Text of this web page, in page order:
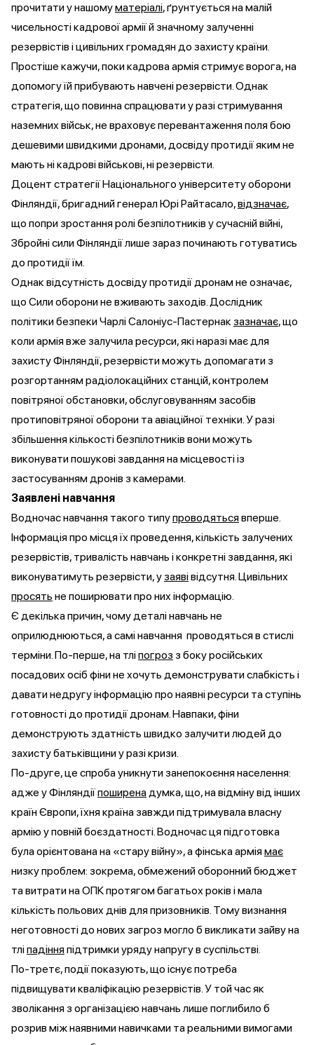
прочитати у нашомуматеріалі, ґрунтується на малій
чисельності кадрової армії й значному залученні
резервістів і цивільних громадян до захисту країни.
Простіше кажучи, поки кадрова армія стримує ворога, на
допомогу їй прибувають навчені резервісти. Однак
стратегія, що повинна спрацювати у разі стримування
наземних військ, не враховує перевантаження поля бою
дешевими швидкими дронами, досвіду протидії яким не
мають ні кадрові військові, ні резервісти.
Доцент стратегії Національного університету оборони
Фінляндії, бригадний генерал Юрі Райтасало,відзначає,
що попри зростання ролі безпілотників у сучасній війні,
Збройні сили Фінляндії лише зараз починають готуватись
до протидії їм.
Однак відсутність досвіду протидії дронам не означає,
що Сили оборони не вживають заходів. Дослідник
політики безпеки Чарлі Салоніус-Пастернак зазначає, що
коли армія вже залучила ресурси, які наразі має для
захисту Фінляндії, резервісти можуть допомагати з
розгортанням радіолокаційних станцій, контролем
повітряної обстановки, обслуговуванням засобів
протиповітряної оборони та авіаційної техніки. У разі
збільшення кількості безпілотників вони можуть
виконувати пошукові завдання на місцевості із
застосуванням дронів з камерами.
Заявлені навчання
Водночас навчання такого типупроводятьсявперше.
Інформація про місця їх проведення, кількість залучених
резервістів, тривалість навчань і конкретні завдання, які
виконуватимуть резервісти, у заявівідсутня. Цивільних
просять не поширювати про них інформацію.
Є декілька причин, чому деталі навчань не
оприлюднюються, а самі навчання проводяться в стислі
терміни. По-перше, на тліпогроз з боку російських
посадових осіб фіни не хочуть демонструвати слабкість і
давати недругу інформацію про наявні ресурси та ступінь
готовності до протидії дронам. Навпаки, фіни
демонструють здатність швидко залучити людей до
захисту батьківщини у разі кризи.
По-друге, це спроба уникнути занепокоєння населення:
адже у Фінляндіїпоширенадумка, що, на відміну від інших
країн Європи, їхня країна завжди підтримувала власну
армію у повній боєздатності. Водночас ця підготовка
була орієнтована на «стару війну», а фінська арміямає
низку проблем: зокрема, обмежений оборонний бюджет
та витрати на ОПК протягом багатьох років і мала
кількість польових днів для призовників. Тому визнання
неготовності до нових загроз могло б викликати зайву на
тліпадінняпідтримки уряду напругу в суспільстві.
По-третє, події показують, що існує потреба
підвищувати кваліфікацію резервістів. У той час як
зволікання з організацією навчань лише поглибило б
розрив між наявними навичками та реальними вимогами